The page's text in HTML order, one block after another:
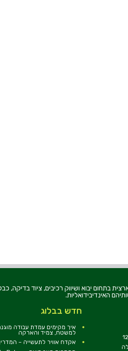
בע"מ, הוקמה בשנת 1979, הינה מובילה ארצית בתחום יבוא
האינדיבידואליות.
חדש בבלוג
למשטח, צמיד והארקה
אקדח אוויר לתעשייה –